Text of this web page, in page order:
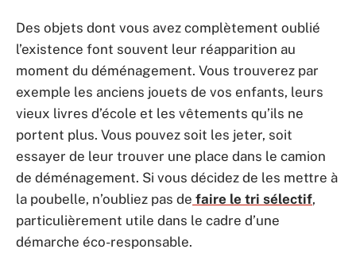
Des objets dont vous avez complètement oublié
l’existence font souvent leur réapparition au
moment du déménagement. Vous trouverez par
exemple les anciens jouets de vos enfants, leurs
vieux livres d’école et les vêtements qu’ils ne
portent plus. Vous pouvez soit les jeter, soit
essayer de leur trouver une place dans le camion
de déménagement. Si vous décidez de les mettre à
la poubelle, n’oubliez pas de faire le tri sélectif,
particulièrement utile dans le cadre d’une
démarche éco-responsable.